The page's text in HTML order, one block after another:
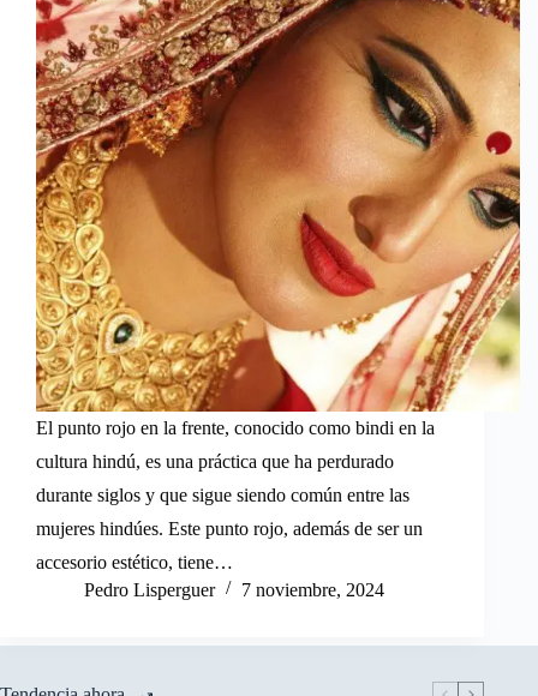
El punto rojo en la frente, conocido como bindi en la
cultura hindú, es una práctica que ha perdurado
durante siglos y que sigue siendo común entre las
mujeres hindúes. Este punto rojo, además de ser un
accesorio estético, tiene…
Pedro Lisperguer
7 noviembre, 2024